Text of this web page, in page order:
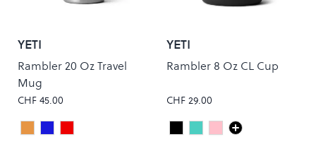
YETI
Rambler 20 Oz Travel
Mug
CHF 45.00
Colour
KING CRAB
BIG WAVE BLUE
RESCUE RED
YETI
Rambler 8 Oz CL Cup
CHF 29.00
Colour
BlackSeafoam
Tropical Pink